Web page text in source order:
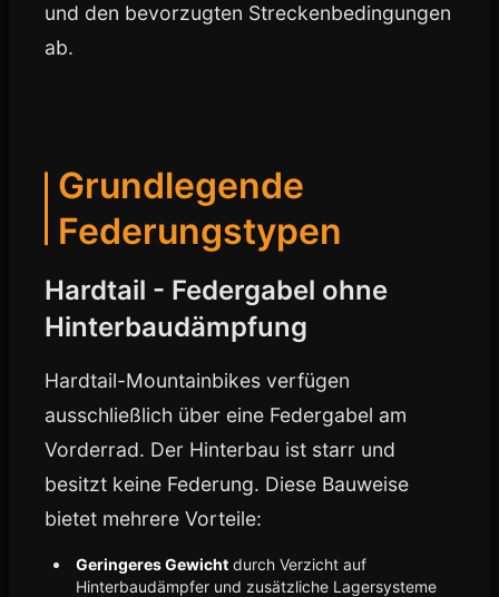
und den bevorzugten Streckenbedingungen
ab.
Grundlegende
Federungstypen
Hardtail - Federgabel ohne
Hinterbaudämpfung
Hardtail-Mountainbikes verfügen
ausschließlich über eine Federgabel am
Vorderrad. Der Hinterbau ist starr und
besitzt keine Federung. Diese Bauweise
bietet mehrere Vorteile:
Geringeres Gewicht durch Verzicht auf
Hinterbaudämpfer und zusätzliche Lagersysteme